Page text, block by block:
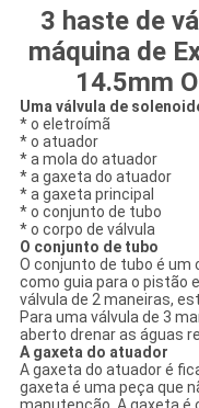
3 haste de
máquina de
14.5mm
Uma válvula de
* o eletroímã
* o atuador
* a mola do atuador
* a gaxeta do atuador
* a gaxeta principal
* o conjunto de tubo
* o corpo de válvula
O conjunto de tubo
O conjunto de tubo é um
como guia para o pistão
válvula de 2 maneiras,
Para uma válvula de 3
aberto drenar as águas
A gaxeta do atuador
A gaxeta do atuador é
gaxeta é uma peça que